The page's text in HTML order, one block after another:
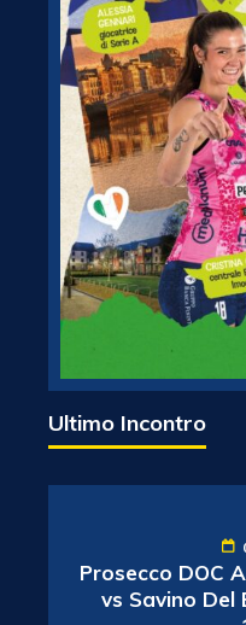
Ultimo Incontro
Prosecco DOC
vs Savino Del